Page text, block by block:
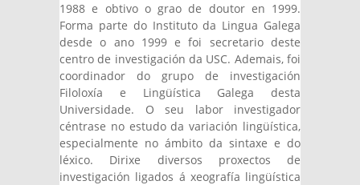
1988 e obtivo o grao de doutor en 1999.
Forma parte do Instituto da Lingua Galega
desde o ano 1999 e foi secretario deste
centro de investigación da USC. Ademais, foi
coordinador do grupo de investigación
Filoloxía e Lingüística Galega desta
Universidade. O seu labor investigador
céntrase no estudo da variación lingüística,
especialmente no ámbito da sintaxe e do
léxico. Dirixe diversos proxectos de
investigación ligados á xeografía lingüística